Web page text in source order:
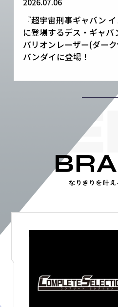
『超宇宙刑事ギャバン
に登場するデス・ギャバ
バリオンレーザー(ダー
バンダイに登場！